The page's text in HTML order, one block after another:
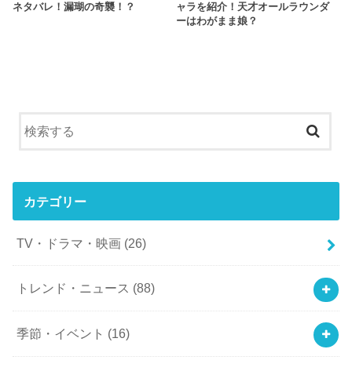
ネタバレ！漏瑚の奇襲！？
ャラを紹介！天才オールラウンダ
ーはわがまま娘？
カテゴリー
TV・ドラマ・映画 (26)
トレンド・ニュース (88)
季節・イベント (16)